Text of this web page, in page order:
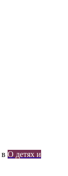
в О детях и